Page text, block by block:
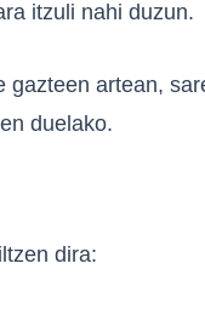
itzuli nahi duzun.
artean,
duelako.
dira: